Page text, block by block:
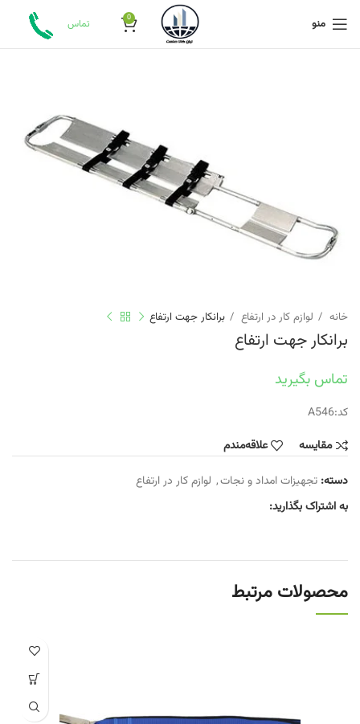
منو 0 تماس
خانه لوازم کار در ارتفاع برانکار جهت ارتفاع
برانکار جهت ارتفاع
تماس بگیرید
کد:A546
مقایسه
علاقه‌مندم
دسته: تجهیزات امداد و نجات, لوازم کار در ارتفاع
به اشتراک بگذارید:
محصولات مرتبط